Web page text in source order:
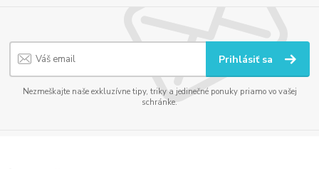
Prihlásiť sa
Nezmeškajte naše exkluzívne tipy, triky a jedinečné ponuky priamo vo vašej
schránke.